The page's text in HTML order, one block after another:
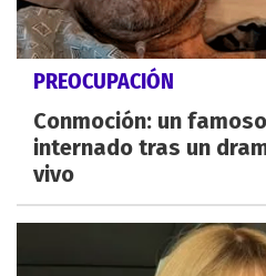
PREOCUPACIÓN
Conmoción: un
internado tras un
vivo